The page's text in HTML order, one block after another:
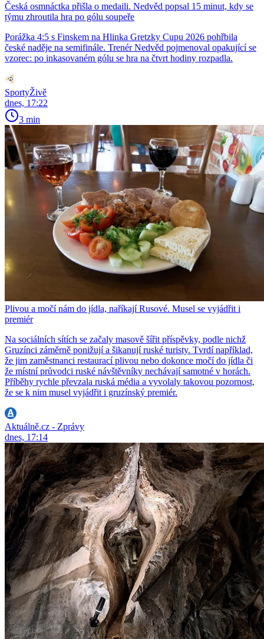
Česká osmnáctka přišla o medaili. Nedvěd popsal 15 minut, kdy se
týmu zhroutila hra po gólu soupeře
Porážka 4:5 s Finskem na Hlinka Gretzky Cupu 2026 pohřbila
české naděje na semifinále. Trenér Nedvěd pojmenoval opakující se
vzorec: po inkasovaném gólu se hra na čtvrt hodiny rozpadla.
SportyŽivě
dnes, 17:22
3 min
Plivou a močí nám do jídla, naříkají Rusové. Musel se vyjádřit i
premiér
Na sociálních sítích se začaly masově šířit příspěvky, podle nichž
Gruzínci záměrně ponižují a šikanují ruské turisty. Tvrdí například,
že jim zaměstnanci restaurací plivou nebo dokonce močí do jídla či
že místní průvodci ruské návštěvníky nechávají samotné v horách.
Příběhy rychle převzala ruská média a vyvolaly takovou pozornost,
že se k nim musel vyjádřit i gruzínský premiér.
Aktuálně.cz - Zprávy
dnes, 17:14